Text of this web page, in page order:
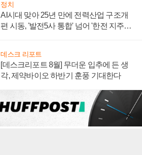
정치
AI시대 맞아 25년 만에 전력산업 구조개
편 시동, '발전5사 통합' 넘어 '한전 지주사'
데스크 리포트
[데스크리포트 8월] 무더운 입추에 든 생
각, 제약바이오 하반기 훈풍 기대한다